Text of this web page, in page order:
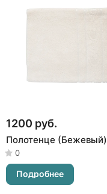
1200 руб.
Полотенце (Бежевый)
0
Подробнее